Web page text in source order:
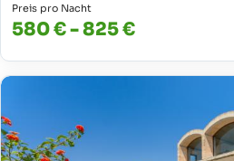
Preis pro Nacht
580 € - 825 €